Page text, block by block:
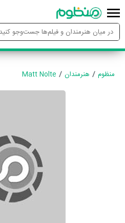
منظوم هنرمندان Matt Nolte